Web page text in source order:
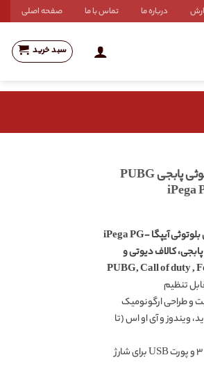
درباره ما تماس با ما صفحه اصلی
سبد خرید
دسته بازی بلوتوثی پابجی PUBG
دسته بازی موبایل بلوتوثی آیپگا iPega PG-
پابجی، کالاف دیوتی و
و طراحی ارگونومیک
ویندوز و آی او اس (تا
بلوتوث نسخه ۳ و پورت USB برای شارژ